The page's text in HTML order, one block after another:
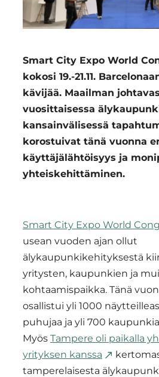
Smart City Expo World
kokosi 19.-21.11.
kävijää. Maailman
vuosittaisessa
kansainvälisessä
korostuivat tänä vuonna
käyttäjälähtöisyys ja
yhteiskehittäminen.
Smart City Expo World
usean vuoden ajan ollut
älykaupunkikehityksestä
yritysten, kaupunkien ja
kohtaamispaikka. Tänä
osallistui yli 1000
puhujaa ja yli 700
Myös Tampere oli paikalla
yrityksen kanssa
tamperelaisesta